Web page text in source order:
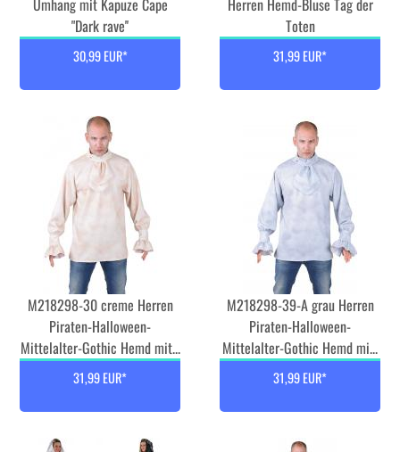
Umhang mit Kapuze Cape
"Dark rave''
30,99 EUR*
Herren Hemd-Bluse Tag der
Toten
31,99 EUR*
M218298-30 creme Herren
Piraten-Halloween-
Mittelalter-Gothic Hemd mit...
31,99 EUR*
M218298-39-A grau Herren
Piraten-Halloween-
Mittelalter-Gothic Hemd mi...
31,99 EUR*